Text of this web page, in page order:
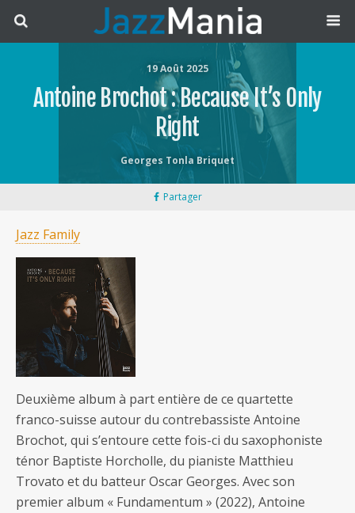
19 Août 2025
Antoine Brochot : Because It’s Only
Right
Georges Tonla Briquet
Partager
Jazz Family
Deuxième album à part entière de ce quartette
franco-suisse autour du contrebassiste Antoine
Brochot, qui s’entoure cette fois-ci du saxophoniste
ténor Baptiste Horcholle, du pianiste Matthieu
Trovato et du batteur Oscar Georges. Avec son
premier album « Fundamentum » (2022), Antoine